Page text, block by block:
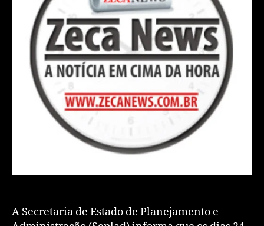
A Secretaria de Estado de Planejamento e